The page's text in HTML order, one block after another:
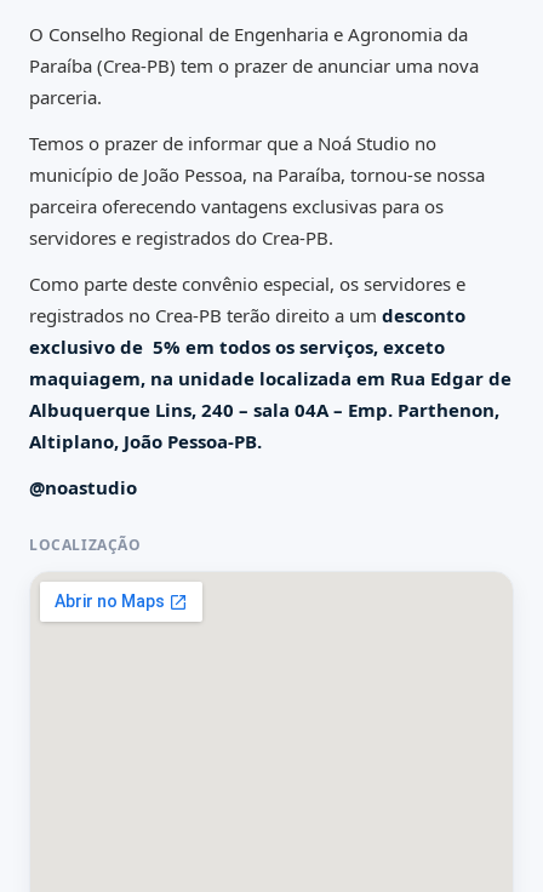
O Conselho Regional de Engenharia e Agronomia da
Paraíba (Crea-PB) tem o prazer de anunciar uma nova
parceria.
Temos o prazer de informar que a Noá Studio no
município de João Pessoa, na Paraíba, tornou-se nossa
parceira oferecendo vantagens exclusivas para os
servidores e registrados do Crea-PB.
Como parte deste convênio especial, os servidores e
registrados no Crea-PB terão direito a um desconto
exclusivo de 5% em todos os serviços, exceto
maquiagem, na unidade localizada em Rua Edgar de
Albuquerque Lins, 240 – sala 04A – Emp. Parthenon,
Altiplano, João Pessoa-PB.
@noastudio
LOCALIZAÇÃO